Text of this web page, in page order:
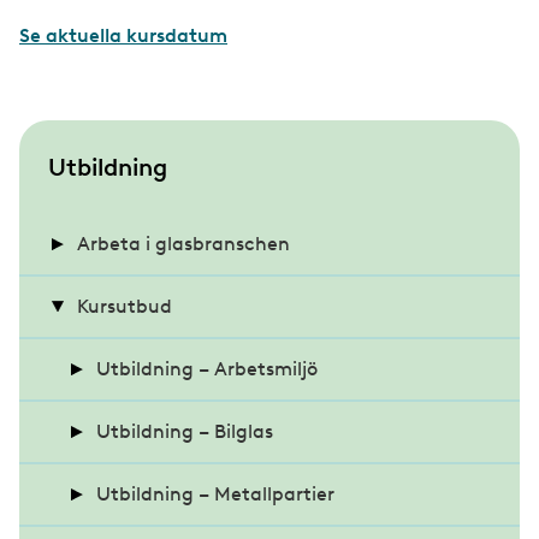
Se aktuella kursdatum
m
n
Utbildning
Arbeta i glasbranschen
Intervju med Ali Shire
Intervju med Alma Hedskog
Intervju med Daniel Lidén
Kursutbud
Utbildning – Arbetsmiljö
BAM, Startkurs Arbetsmiljö
Bas-P
Utbildning – Bilglas
CABAS Glas - Glasskadekalkylering
Utbildning – Metallpartier